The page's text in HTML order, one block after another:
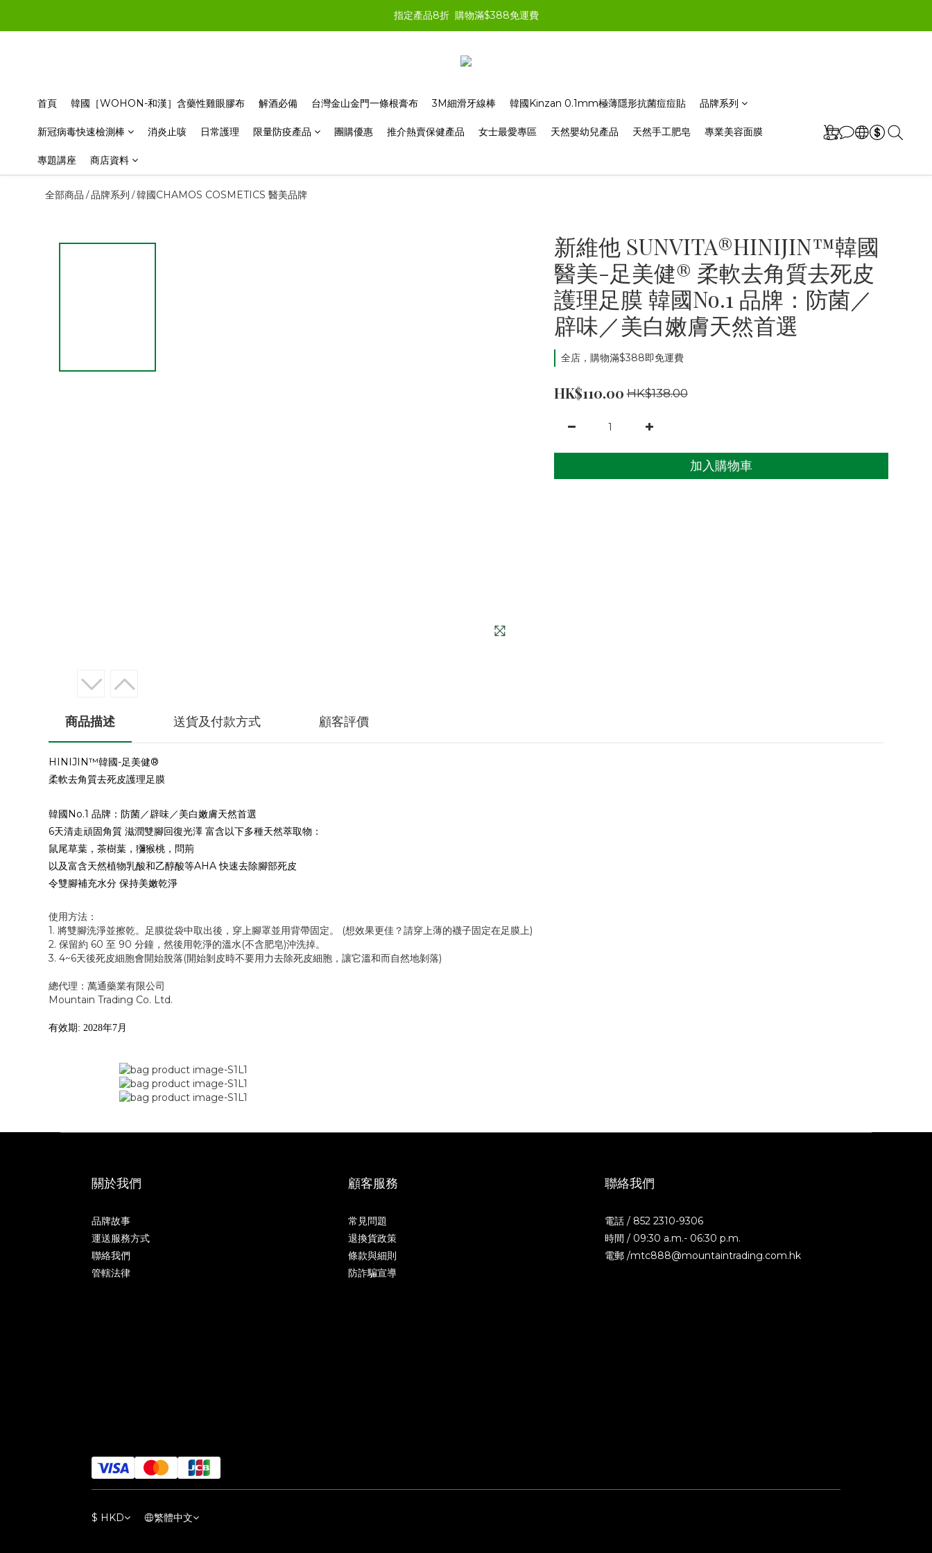
指定產品8折  購物滿$388免運費
首頁 韓國［WOHON-和漢］含藥性雞眼膠布 解酒必備 台灣金山金門一條根膏布 3M細滑牙線棒 韓國Kinzan 0.1mm極薄隱形抗菌痘痘貼 品牌系列
新冠病毒快速檢測棒 消炎止咳 日常護理 限量防疫產品 團購優惠 推介熱賣保健產品 女士最愛專區 天然嬰幼兒產品 天然手工肥皂 專業美容面膜
專題講座 商店資料
全部商品 /品牌系列 /韓國CHAMOS COSMETICS 醫美品牌
新維他 SUNVITA®HINIJIN™韓國
醫美-足美健® 柔軟去角質去死皮
護理足膜 韓國No.1 品牌：防菌／
辟味／美白嫩膚天然首選
全店，購物滿$388即免運費
HK$110.00 HK$138.00
加入購物車
商品描述 送貨及付款方式 顧客評價
HINIJIN™韓國-足美健®
柔軟去角質去死皮護理足膜
韓國No.1 品牌：防菌／辟味／美白嫩膚天然首選
6天清走頑固角質 滋潤雙腳回復光澤 富含以下多種天然萃取物：
鼠尾草葉，茶樹葉，獼猴桃，問荊
以及富含天然植物乳酸和乙醇酸等AHA 快速去除腳部死皮
令雙腳補充水分 保持美嫩乾淨
使用方法：
1. 將雙腳洗淨並擦乾。足膜從袋中取出後，穿上腳罩並用背帶固定。 (想效果更佳？請穿上薄的襪子固定在足膜上)
2. 保留約 60 至 90 分鐘，然後用乾淨的溫水(不含肥皂)沖洗掉。
3. 4~6天後死皮細胞會開始脫落(開始剝皮時不要用力去除死皮細胞，讓它溫和而自然地剝落)
總代理：萬通藥業有限公司
Mountain Trading Co. Ltd.
有效期: 2028年7月
關於我們
品牌故事
運送服務方式
聯絡我們
管轄法律
顧客服務
常見問題
退換貨政策
條款與細則
防詐騙宣導
聯絡我們
電話 / 852 2310-9306
時間 / 09:30 a.m.- 06:30 p.m.
電郵 /mtc888@mountaintrading.com.hk
$ HKD 繁體中文